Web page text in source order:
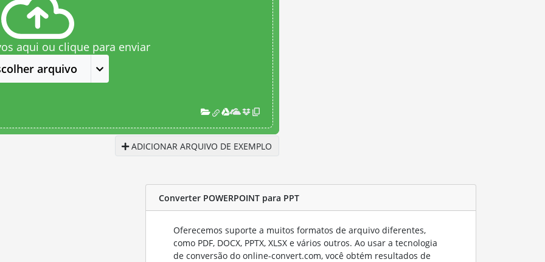
aqui ou clique para enviar
arquivo
ADICIONAR ARQUIVO DE EXEMPLO
Converter POWERPOINT para PPT
Oferecemos suporte a muitos formatos de arquivo diferentes,
como PDF, DOCX, PPTX, XLSX e vários outros. Ao usar a tecnologia
de conversão do online-convert.com, você obtém resultados de